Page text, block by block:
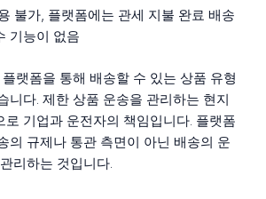
불가, 플랫폼에는 관세 지불 완료 배송
기능이 없음
랫폼을 통해 배송할 수 있는 상품 유형
니다. 제한 상품 운송을 관리하는 현지
로 기업과 운전자의 책임입니다. 플랫폼
의 규제나 통관 측면이 아닌 배송의 운
리하는 것입니다.